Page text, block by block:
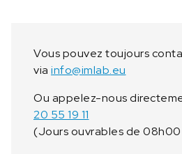
Vous pouvez toujours
via info@imlab.eu
Ou appelez-nous
20 55 19 11
(Jours ouvrables de 08h00